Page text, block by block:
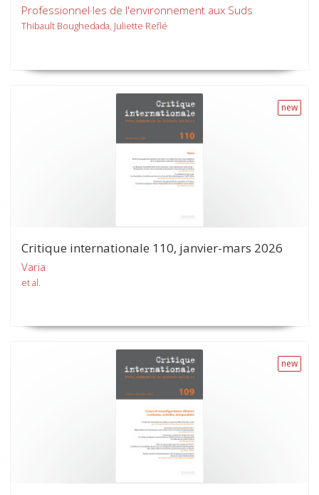
Professionnel·les de l'environnement aux Suds
Thibault Boughedada, Juliette Reflé
new
Critique internationale 110, janvier-mars 2026
Varia
et al.
new